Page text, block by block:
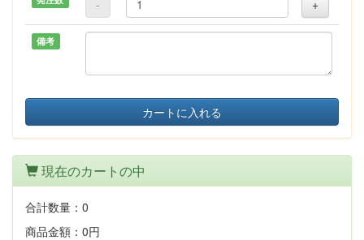
- +
備考
カートに入れる
現在のカートの中
合計数量： 0
商品金額： 0円